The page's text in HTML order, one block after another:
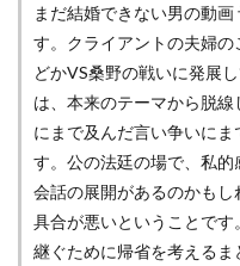
まだ結婚できない男の動
す。クライアントの夫婦
どかVS桑野の戦いに発展
は、本来のテーマから脱
にまで及んだ言い争いに
す。公の法廷の場で、私
会話の展開があるのかも
具合が悪いということで
継ぐために帰省を考える